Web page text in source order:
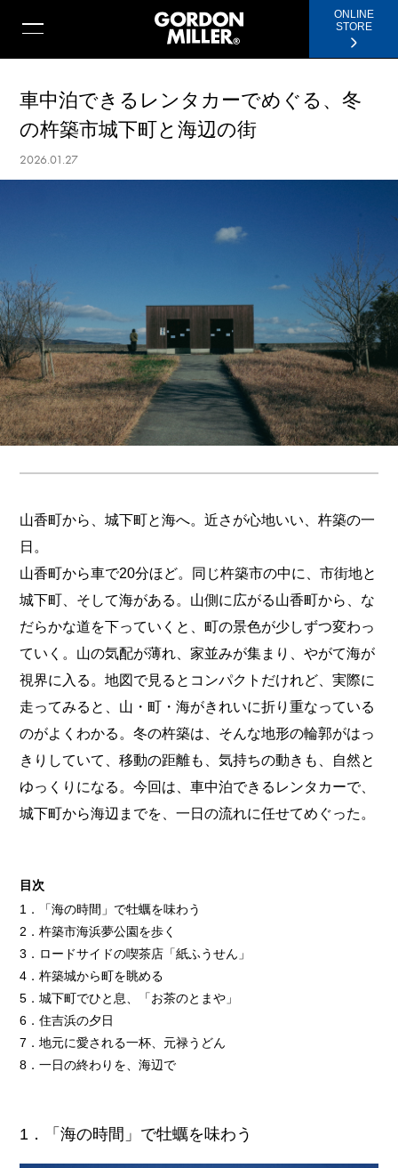
ONLINE
STORE
車中泊できるレンタカーでめぐる、冬
の杵築市城下町と海辺の街
2026.01.27
山香町から、城下町と海へ。近さが心地いい、杵築の一
日。
山香町から車で20分ほど。同じ杵築市の中に、市街地と
城下町、そして海がある。山側に広がる山香町から、な
だらかな道を下っていくと、町の景色が少しずつ変わっ
ていく。山の気配が薄れ、家並みが集まり、やがて海が
視界に入る。地図で見るとコンパクトだけれど、実際に
走ってみると、山・町・海がきれいに折り重なっている
のがよくわかる。冬の杵築は、そんな地形の輪郭がはっ
きりしていて、移動の距離も、気持ちの動きも、自然と
ゆっくりになる。今回は、車中泊できるレンタカーで、
城下町から海辺までを、一日の流れに任せてめぐった。
目次
1．「海の時間」で牡蠣を味わう
2．杵築市海浜夢公園を歩く
3．ロードサイドの喫茶店「紙ふうせん」
4．杵築城から町を眺める
5．城下町でひと息、「お茶のとまや」
6．住吉浜の夕日
7．地元に愛される一杯、元禄うどん
8．一日の終わりを、海辺で
1．「海の時間」で牡蠣を味わう